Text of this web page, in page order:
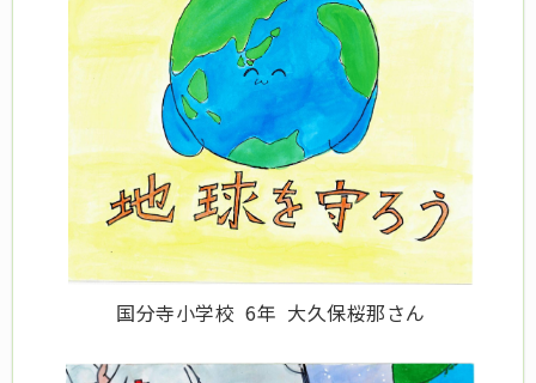
国分寺小学校 6年 大久保桜那さん